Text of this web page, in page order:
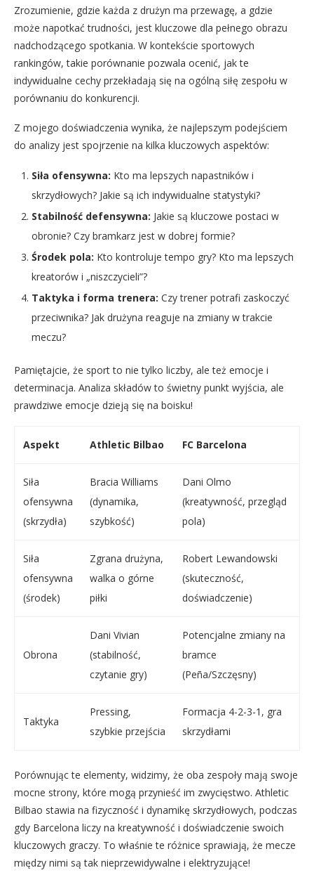
Zrozumienie, gdzie każda z drużyn ma przewagę, a gdzie
może napotkać trudności, jest kluczowe dla pełnego obrazu
nadchodzącego spotkania. W kontekście sportowych
rankingów, takie porównanie pozwala ocenić, jak te
indywidualne cechy przekładają się na ogólną siłę zespołu w
porównaniu do konkurencji.
Z mojego doświadczenia wynika, że najlepszym podejściem
do analizy jest spojrzenie na kilka kluczowych aspektów:
Siła ofensywna: Kto ma lepszych napastników i
skrzydłowych? Jakie są ich indywidualne statystyki?
Stabilność defensywna: Jakie są kluczowe postaci w
obronie? Czy bramkarz jest w dobrej formie?
Środek pola: Kto kontroluje tempo gry? Kto ma lepszych
kreatorów i „niszczycieli”?
Taktyka i forma trenera: Czy trener potrafi zaskoczyć
przeciwnika? Jak drużyna reaguje na zmiany w trakcie
meczu?
Pamiętajcie, że sport to nie tylko liczby, ale też emocje i
determinacja. Analiza składów to świetny punkt wyjścia, ale
prawdziwe emocje dzieją się na boisku!
Aspekt Athletic Bilbao FC Barcelona
Siła
ofensywna
(skrzydła)
Bracia Williams
(dynamika,
szybkość)
Dani Olmo
(kreatywność, przegląd
pola)
Siła
ofensywna
(środek)
Zgrana drużyna,
walka o górne
piłki
Robert Lewandowski
(skuteczność,
doświadczenie)
Obrona
Dani Vivian
(stabilność,
czytanie gry)
Potencjalne zmiany na
bramce
(Peña/Szczęsny)
Taktyka
Pressing,
szybkie przejścia
Formacja 4-2-3-1, gra
skrzydłami
Porównując te elementy, widzimy, że oba zespoły mają swoje
mocne strony, które mogą przynieść im zwycięstwo. Athletic
Bilbao stawia na fizyczność i dynamikę skrzydłowych, podczas
gdy Barcelona liczy na kreatywność i doświadczenie swoich
kluczowych graczy. To właśnie te różnice sprawiają, że mecze
między nimi są tak nieprzewidywalne i elektryzujące!